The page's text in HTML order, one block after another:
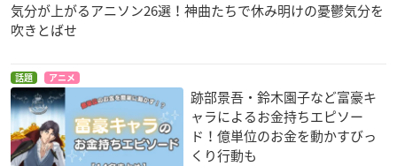
気分が上がるアニソン26選！神曲たちで休み明けの憂鬱気分を
吹きとばせ
話題 アニメ
跡部景吾・鈴木園子など富豪キ
ャラによるお金持ちエピソー
ド！億単位のお金を動かすびっ
くり行動も